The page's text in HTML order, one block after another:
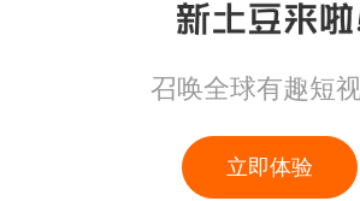
召唤全球有趣短
立即体验